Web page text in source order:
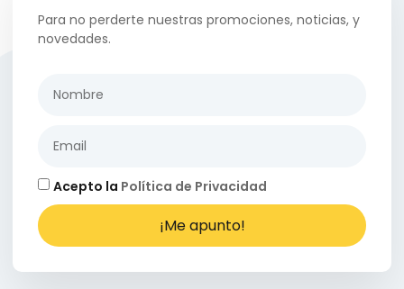
Para no perderte nuestras promociones, noticias, y
novedades.
Acepto la Política de Privacidad
¡Me apunto!